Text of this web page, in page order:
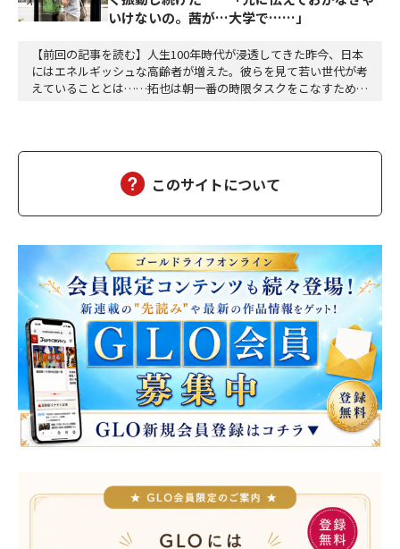
いけないの。茜が…大学で……」
【前回の記事を読む】人生100年時代が浸透してきた昨今、日本
にはエネルギッシュな高齢者が増えた。彼らを見て若い世代が考
えていることとは……拓也は朝一番の時限タスクをこなすために
と浸かることができる。このままオフィスには誰も現…
このサイトについて